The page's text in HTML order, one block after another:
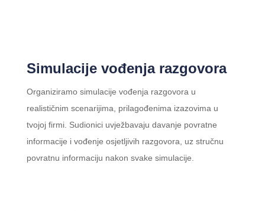
Simulacije vođenja razgovora
Organiziramo simulacije vođenja razgovora u
realističnim scenarijima, prilagođenima izazovima u
tvojoj firmi. Sudionici uvježbavaju davanje povratne
informacije i vođenje osjetljivih razgovora, uz stručnu
povratnu informaciju nakon svake simulacije.